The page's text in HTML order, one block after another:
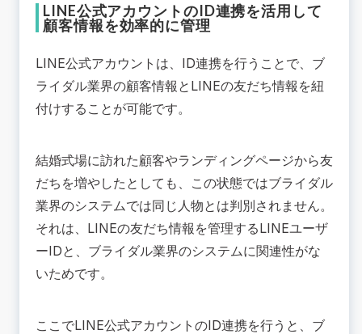
LINE公式アカウントのID連携を活用して
顧客情報を効率的に管理
LINE公式アカウントは、ID連携を行うことで、ブ
ライダル業界の顧客情報とLINEの友だち情報を紐
付けすることが可能です。
結婚式場に訪れた顧客やランディングページから友
だちを増やしたとしても、この状態ではブライダル
業界のシステムでは同じ人物とは判別されません。
それは、LINEの友だち情報を管理するLINEユーザ
ーIDと、ブライダル業界のシステムに関連性がな
いためです。
ここでLINE公式アカウントのID連携を行うと、ブ